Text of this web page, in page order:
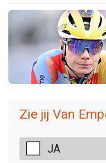
Zie jij Van
JA